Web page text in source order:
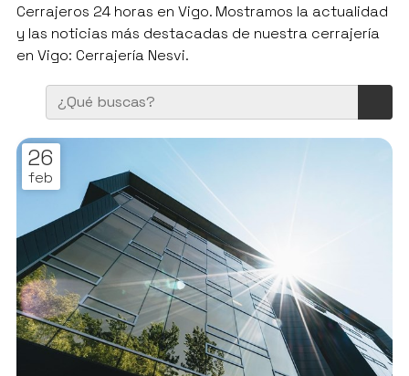
Cerrajeros 24 horas en Vigo. Mostramos la actualidad
y las noticias más destacadas de nuestra cerrajería
en Vigo: Cerrajería Nesvi.
26
feb